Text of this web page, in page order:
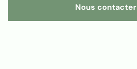
Nous contacter